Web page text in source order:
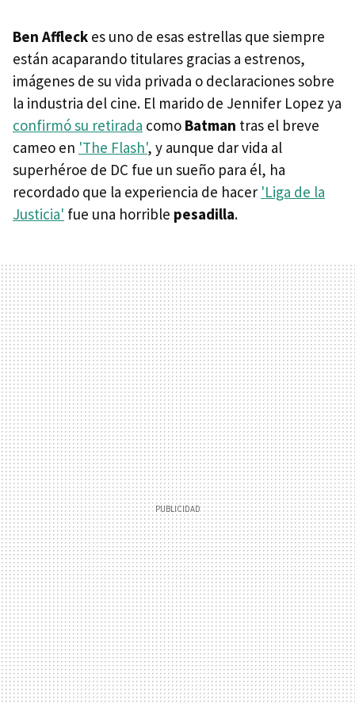
Ben Affleck es uno de esas estrellas que siempre
están acaparando titulares gracias a estrenos,
imágenes de su vida privada o declaraciones sobre
la industria del cine. El marido de Jennifer Lopez ya
confirmó su retirada como Batman tras el breve
cameo en 'The Flash', y aunque dar vida al
superhéroe de DC fue un sueño para él, ha
recordado que la experiencia de hacer 'Liga de la
Justicia' fue una horrible pesadilla.